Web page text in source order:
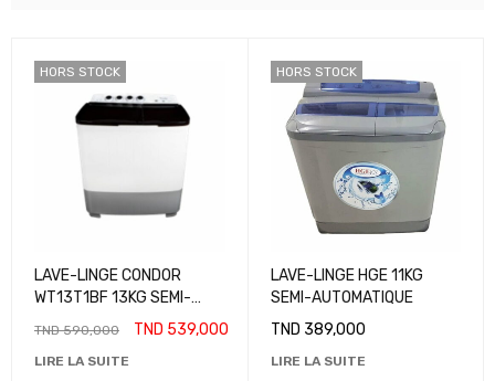
HORS STOCK
LAVE-LINGE CONDOR
WT13T1BF 13KG SEMI-
AUTOMATIQUE
TND590,000 TND 539,000
LIRE LA SUITE
HORS STOCK
LAVE-LINGE HGE 11KG
SEMI-AUTOMATIQUE
TND 389,000
LIRE LA SUITE